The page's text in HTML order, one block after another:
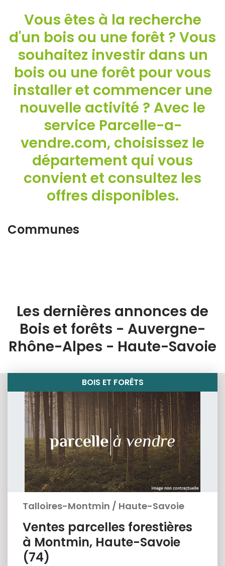
Vous êtes à la recherche
d'un bois ou une forêt ? Vous
souhaitez investir dans un
bois ou une forêt pour vous
installer et commencer une
nouvelle activité ? Avec le
service Parcelle-a-
vendre.com, choisissez le
département qui vous
convient et consultez les
offres disponibles.
Communes
Les dernières annonces de
Bois et forêts - Auvergne-
Rhône-Alpes - Haute-Savoie
BOIS ET FORÊTS
Talloires-Montmin / Haute-Savoie
Ventes parcelles forestières
à Montmin, Haute-Savoie
(74)